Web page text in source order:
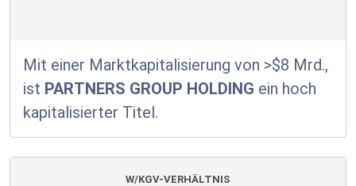
Mit einer Marktkapitalisierung von >$8 Mrd.,
ist PARTNERS GROUP HOLDING ein hoch
kapitalisierter Titel.
W/KGV-VERHÄLTNIS